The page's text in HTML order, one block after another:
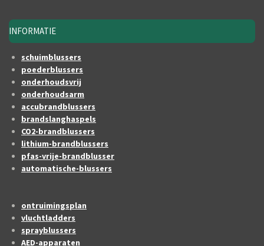
INFORMATIE
schuimblussers
poederblussers
onderhoudsvrij
onderhoudsarm
accubrandblussers
brandslanghaspels
CO2-brandblussers
lithium-brandblussers
pfas-vrije-brandblusser
automatische-blussers
ontruimingsplan
vluchtladders
sprayblussers
AED-apparaten